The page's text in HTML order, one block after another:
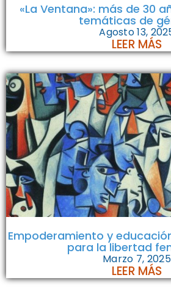
«La Ventana»: más de 30
temáticas de
Agosto 13,
LEER MÁS
Empoderamiento y
para la libertad
Marzo 7, 2025
LEER MÁS